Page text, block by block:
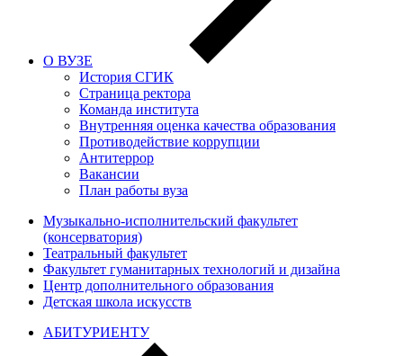
О ВУЗЕ
История СГИК
Страница ректора
Команда института
Внутренняя оценка качества образования
Противодействие коррупции
Антитеррор
Вакансии
План работы вуза
Музыкально-исполнительский факультет
(консерватория)
Театральный факультет
Факультет гуманитарных технологий и дизайна
Центр дополнительного образования
Детская школа искусств
АБИТУРИЕНТУ